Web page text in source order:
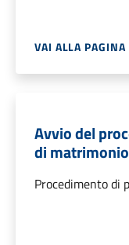
VAI ALLA PAGINA
Avvio del
di matrimonio
Procedimento di